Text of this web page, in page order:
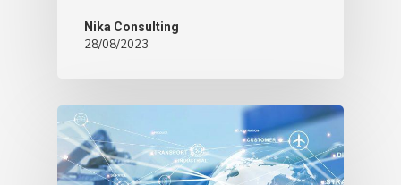
Nika Consulting
28/08/2023